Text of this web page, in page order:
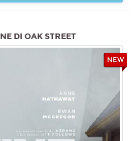
DI OAK STREET
NEW